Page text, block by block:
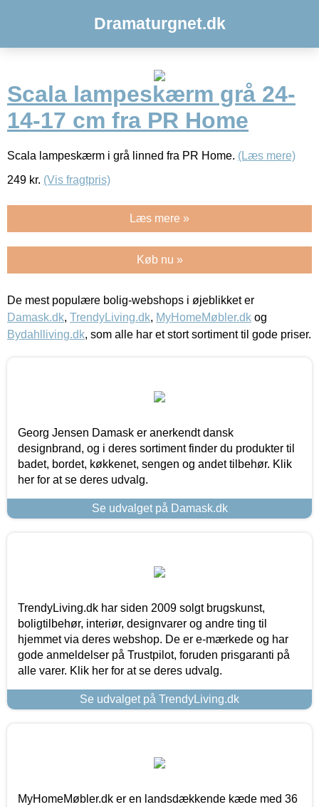
Dramaturgnet.dk
Scala lampeskærm grå 24-
14-17 cm fra PR Home
Scala lampeskærm i grå linned fra PR Home. (Læs mere)
249 kr. (Vis fragtpris)
Læs mere »
Køb nu »
De mest populære bolig-webshops i øjeblikket er
Damask.dk, TrendyLiving.dk, MyHomeMøbler.dk og
Bydahlliving.dk, som alle har et stort sortiment til gode priser.
Georg Jensen Damask er anerkendt dansk
designbrand, og i deres sortiment finder du produkter til
badet, bordet, køkkenet, sengen og andet tilbehør. Klik
her for at se deres udvalg.
Se udvalget på Damask.dk
TrendyLiving.dk har siden 2009 solgt brugskunst,
boligtilbehør, interiør, designvarer og andre ting til
hjemmet via deres webshop. De er e-mærkede og har
gode anmeldelser på Trustpilot, foruden prisgaranti på
alle varer. Klik her for at se deres udvalg.
Se udvalget på TrendyLiving.dk
MyHomeMøbler.dk er en landsdækkende kæde med 36